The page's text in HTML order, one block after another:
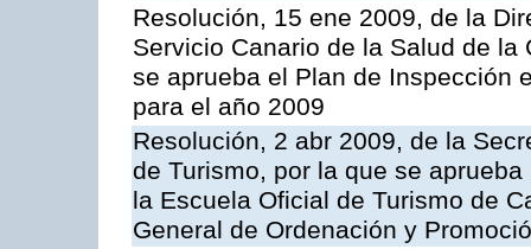
Resolución, 15 ene 2009, de la
Servicio Canario de la Salud de
se aprueba el Plan de Inspección
para el año 2009
Resolución, 2 abr 2009, de la
de Turismo, por la que se
la Escuela Oficial de Turismo de
General de Ordenación y